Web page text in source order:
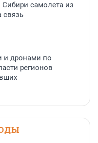
самолета из
связь
и дронами по
регионов